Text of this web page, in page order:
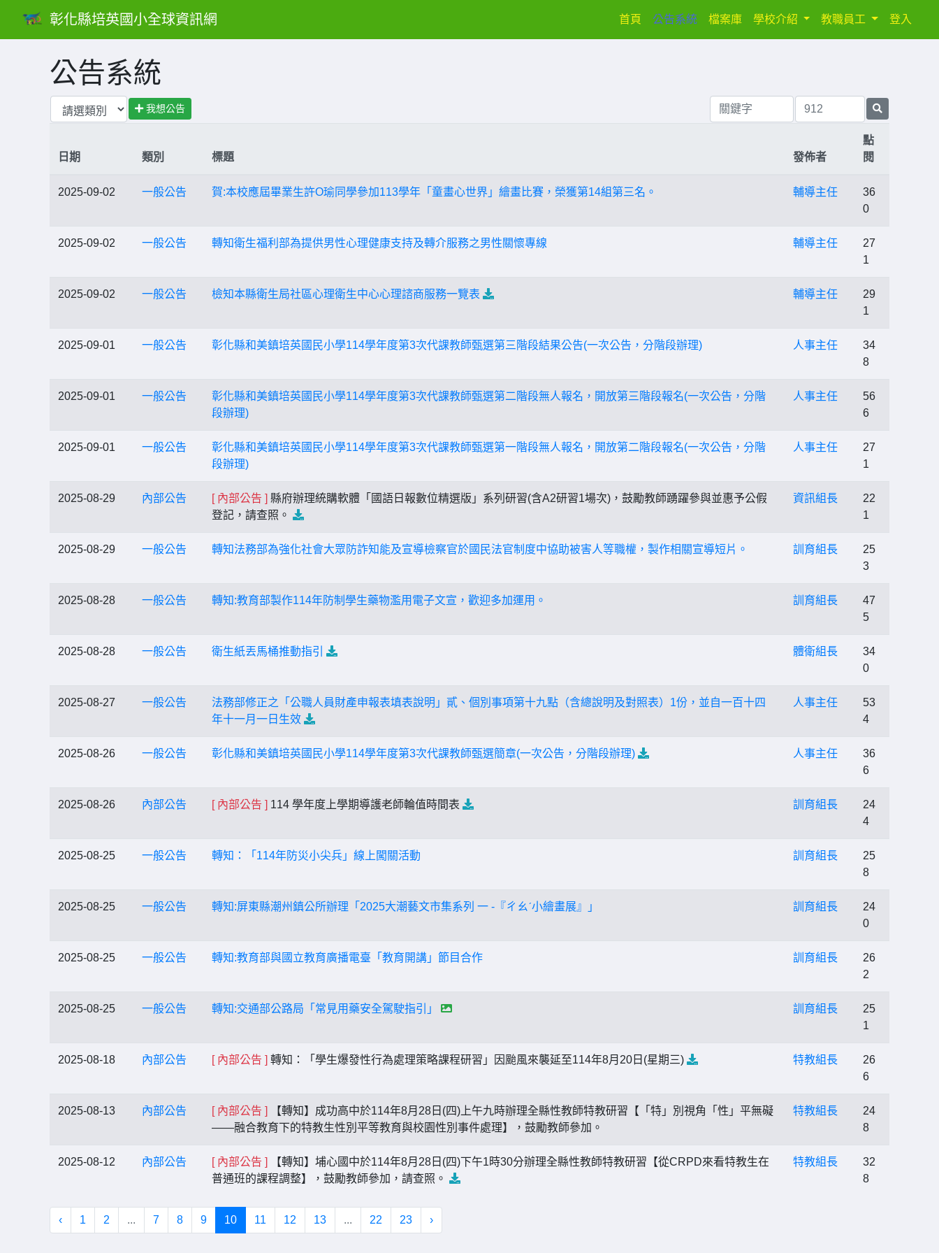
彰化縣培英國小全球資訊網 首頁(current)
公告系統 檔案庫 學校介紹 教職員工 登入
公告系統
我想公告
日期 類別 標題 發佈者
點
閱
2025-09-02 一般公告 賀:本校應屆畢業生許O瑜同學參加113學年「童畫心世界」繪畫比賽，榮獲第14組第三名。 輔導主任
36
0
2025-09-02 一般公告 轉知衛生福利部為提供男性心理健康支持及轉介服務之男性關懷專線 輔導主任
27
1
2025-09-02 一般公告 檢知本縣衛生局社區心理衛生中心心理諮商服務一覽表 輔導主任
29
1
2025-09-01 一般公告 彰化縣和美鎮培英國民小學114學年度第3次代課教師甄選第三階段結果公告(一次公告，分階段辦理) 人事主任
34
8
2025-09-01 一般公告
彰化縣和美鎮培英國民小學114學年度第3次代課教師甄選第二階段無人報名，開放第三階段報名(一次公告，分階
段辦理)
人事主任
56
6
2025-09-01 一般公告
彰化縣和美鎮培英國民小學114學年度第3次代課教師甄選第一階段無人報名，開放第二階段報名(一次公告，分階
段辦理)
人事主任
27
1
2025-08-29 內部公告 [ 內部公告 ] 縣府辦理統購軟體「國語日報數位精選版」系列研習(含A2研習1場次)，鼓勵教師踴躍參與並惠予公假
登記，請查照。
資訊組長
22
1
2025-08-29 一般公告 轉知法務部為強化社會大眾防詐知能及宣導檢察官於國民法官制度中協助被害人等職權，製作相關宣導短片。 訓育組長
25
3
2025-08-28 一般公告 轉知:教育部製作114年防制學生藥物濫用電子文宣，歡迎多加運用。 訓育組長
47
5
2025-08-28 一般公告 衛生紙丟馬桶推動指引 體衛組長
34
0
2025-08-27 一般公告
法務部修正之「公職人員財產申報表填表說明」貳、個別事項第十九點（含總說明及對照表）1份，並自一百十四
年十一月一日生效
人事主任
53
4
2025-08-26 一般公告 彰化縣和美鎮培英國民小學114學年度第3次代課教師甄選簡章(一次公告，分階段辦理) 人事主任
36
6
2025-08-26 內部公告 [ 內部公告 ] 114 學年度上學期導護老師輪值時間表 訓育組長
24
4
2025-08-25 一般公告 轉知：「114年防災小尖兵」線上闖關活動 訓育組長
25
8
2025-08-25 一般公告 轉知:屏東縣潮州鎮公所辦理「2025大潮藝文市集系列 一 -『ㄔㄠˊ小繪畫展』」 訓育組長
24
0
2025-08-25 一般公告 轉知:教育部與國立教育廣播電臺「教育開講」節目合作 訓育組長
26
2
2025-08-25 一般公告 轉知:交通部公路局「常見用藥安全駕駛指引」 訓育組長
25
1
2025-08-18 內部公告 [ 內部公告 ] 轉知：「學生爆發性行為處理策略課程研習」因颱風來襲延至114年8月20日(星期三) 特教組長
26
6
2025-08-13 內部公告 [ 內部公告 ]
【轉知】成功高中於114年8月28日(四)上午九時辦理全縣性教師特教研習【「特」別視角「性」平無礙
——融合教育下的特教生性別平等教育與校園性別事件處理】，鼓勵教師參加。
特教組長
24
8
2025-08-12 內部公告 [ 內部公告 ]
【轉知】埔心國中於114年8月28日(四)下午1時30分辦理全縣性教師特教研習【從CRPD來看特教生在
普通班的課程調整】，鼓勵教師參加，請查照。
特教組長
32
8
‹ 1 2 ... 7 8 9 10 11 12 13 ... 22 23 ›